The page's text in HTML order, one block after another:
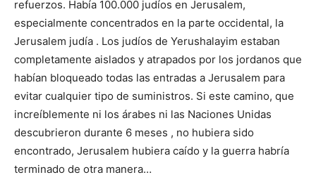
refuerzos. Había 100.000 judíos en Jerusalem,
especialmente concentrados en la parte occidental, la
Jerusalem judía . Los judíos de Yerushalayim estaban
completamente aislados y atrapados por los jordanos que
habían bloqueado todas las entradas a Jerusalem para
evitar cualquier tipo de suministros. Si este camino, que
increíblemente ni los árabes ni las Naciones Unidas
descubrieron durante 6 meses , no hubiera sido
encontrado, Jerusalem hubiera caído y la guerra habría
terminado de otra manera…